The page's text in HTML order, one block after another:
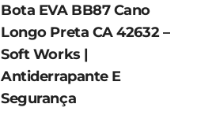
Bota EVA BB87 Cano
Longo Preta CA 42632 –
Soft Works |
Antiderrapante E
Segurança